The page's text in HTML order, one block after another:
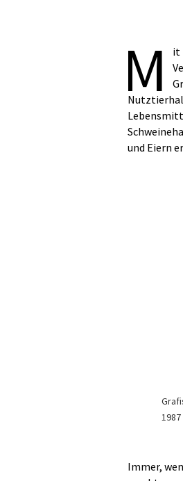
M it
und Eiern
Immer,